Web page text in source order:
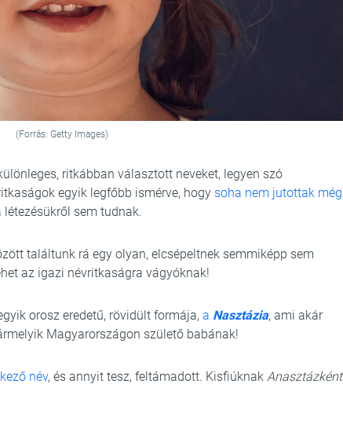
(Forrás: Getty Images)
ritkábban választott neveket, legyen szó
egyik legfőbb ismérve, hogy soha nem jutottak még
létezésükről sem tudnak.
találtunk rá egy olyan, elcsépeltnek semmiképp sem
az igazi névritkaságra vágyóknak!
orosz eredetű, rövidült formája, a Nasztázia, ami akár
Magyarországon születő babának!
név, és annyit tesz, feltámadott. Kisfiúknak Anasztázként